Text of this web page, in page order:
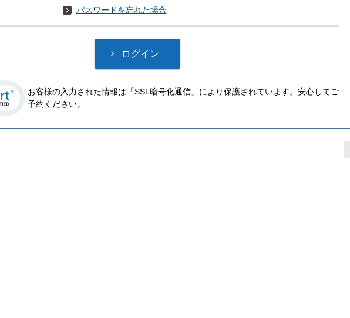
パスワードを忘れた場合
お客様の入力された情報は「SSL暗号化通信」により保護されています。安心してご
予約ください。